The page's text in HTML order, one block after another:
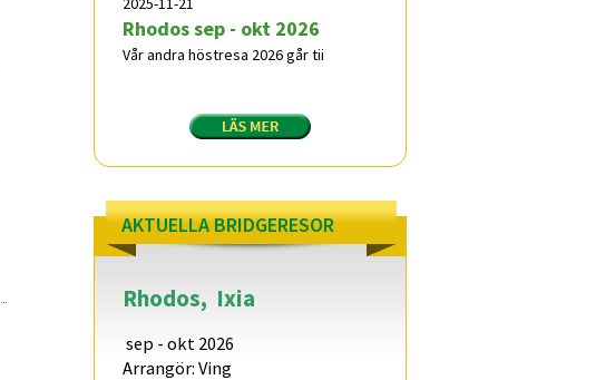
Rhodos sep - okt 2026
Vår andra höstresa 2026 går tii
AKTUELLA BRIDGERESOR
Rhodos, Ixia
sep - okt 2026
Arrangör: Ving